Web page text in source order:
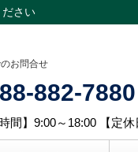
さい
お問合せ
882-7880
時間】9:00～18:00 【定